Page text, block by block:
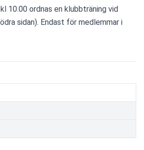
10.00 ordnas en klubbträning vid
sidan). Endast för medlemmar i